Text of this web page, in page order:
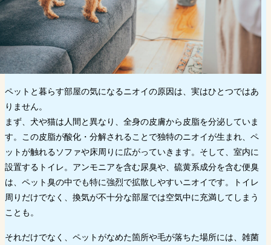
ペットと暮らす部屋の気になるニオイの原因は、実はひとつではあ
りません。
まず、犬や猫は人間と異なり、全身の皮膚から皮脂を分泌していま
す。この皮脂が酸化・分解されることで独特のニオイが生まれ、ペ
ットが触れるソファや床周りに広がっていきます。そして、室内に
設置するトイレ。アンモニアを含む尿臭や、硫黄系成分を含む便臭
は、ペット臭の中でも特に強烈で拡散しやすいニオイです。トイレ
周りだけでなく、換気が不十分な部屋では空気中に充満してしまう
ことも。
それだけでなく、ペットがなめた箇所や毛が落ちた場所には、雑菌